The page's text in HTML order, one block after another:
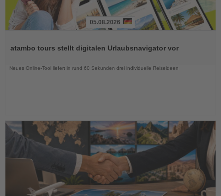
die
05.08.2026
atambo tours stellt digitalen Urlaubsnavigator vor
Neues Online-Tool liefert in rund 60 Sekunden drei individuelle Reiseideen